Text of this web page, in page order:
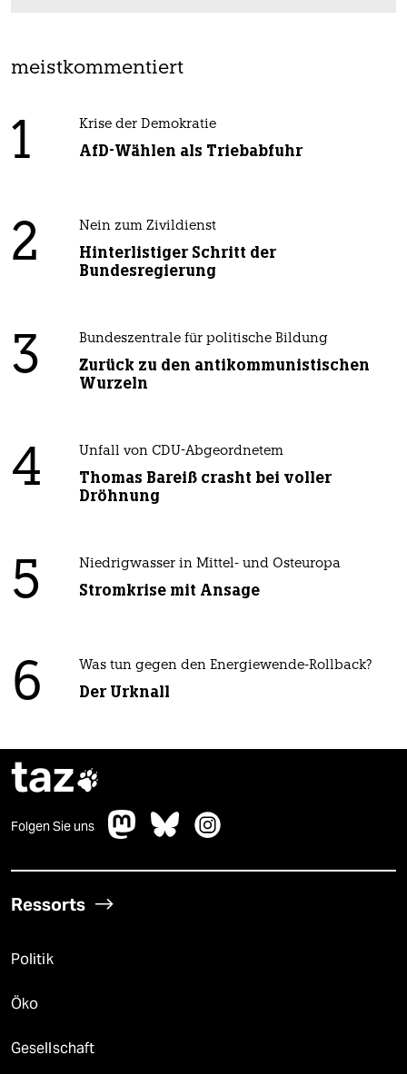
meistkommentiert
1 Krise der Demokratie
AfD-Wählen als Triebabfuhr
2 Nein zum Zivildienst
Hinterlistiger Schritt der
Bundesregierung
3 Bundeszentrale für politische Bildung
Zurück zu den antikommunistischen
Wurzeln
4 Unfall von CDU-Abgeordnetem
Thomas Bareiß crasht bei voller
Dröhnung
5 Niedrigwasser in Mittel- und Osteuropa
Stromkrise mit Ansage
6 Was tun gegen den Energiewende-Rollback?
Der Urknall
taz
Folgen Sie uns
Ressorts
Politik
Öko
Gesellschaft